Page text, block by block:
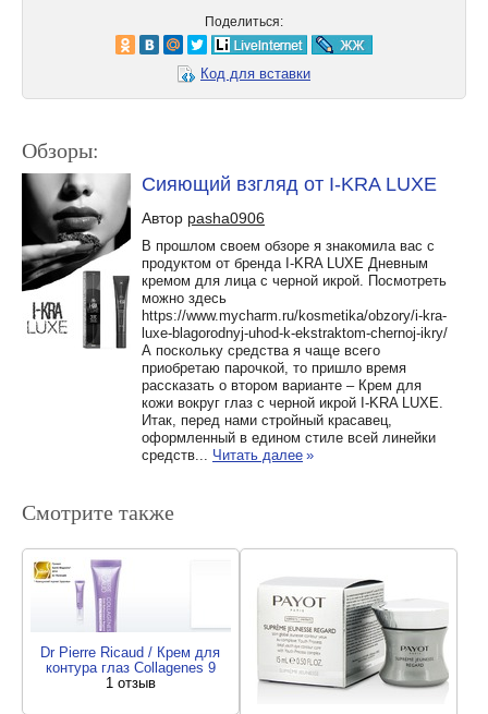
Поделиться:
Код для вставки
Обзоры:
Сияющий взгляд от I-KRA LUXE
Автор pasha0906
В прошлом своем обзоре я знакомила вас с
продуктом от бренда I-KRA LUXE Дневным
кремом для лица с черной икрой. Посмотреть
можно здесь
https://www.mycharm.ru/kosmetika/obzory/i-kra-
luxe-blagorodnyj-uhod-k-ekstraktom-chernoj-ikry/
А поскольку средства я чаще всего
приобретаю парочкой, то пришло время
рассказать о втором варианте – Крем для
кожи вокруг глаз с черной икрой I-KRA LUXE.
Итак, перед нами стройный красавец,
оформленный в едином стиле всей линейки
средств... Читать далее »
Смотрите также
Dr Pierre Ricaud / Крем для
контура глаз Collagenes 9
1 отзыв